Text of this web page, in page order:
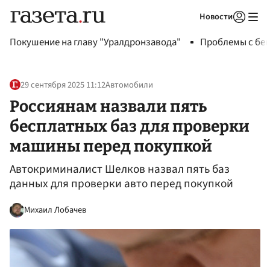
Новости
Покушение на главу "Уралдронзавода" Проблемы с
29 сентября 2025 11:12Автомобили
Россиянам назвали пять
бесплатных баз для проверки
машины перед покупкой
Автокриминалист Шелков назвал пять баз
данных для проверки авто перед покупкой
Михаил Лобачев